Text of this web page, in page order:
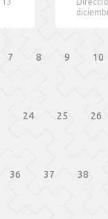
13
7 8 9 10
24 25 26
36 37 38